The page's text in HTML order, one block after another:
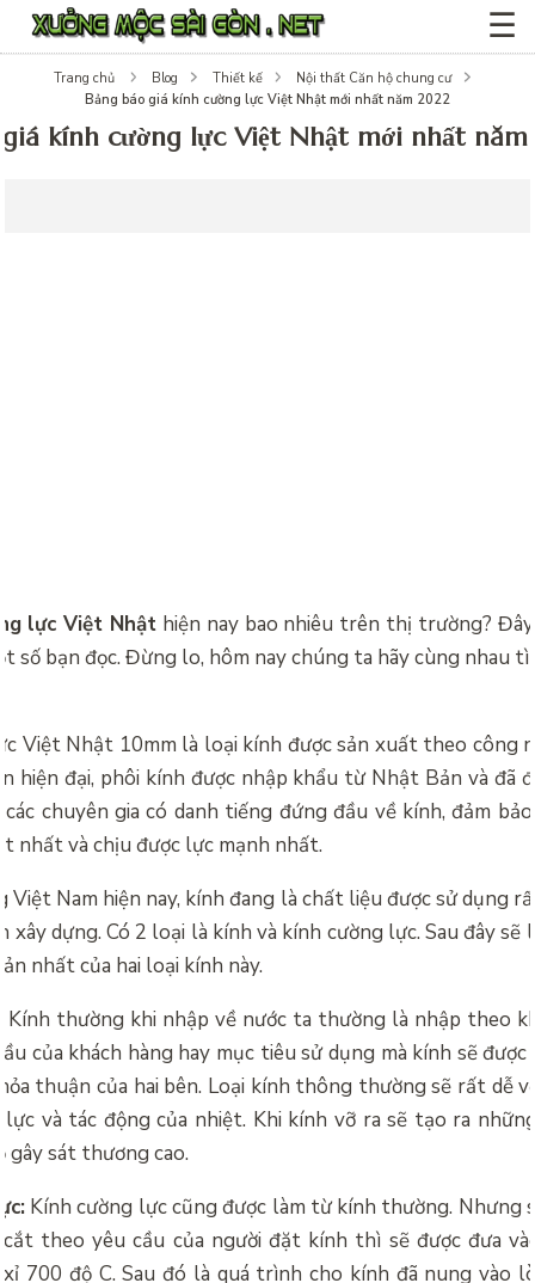
☰
Trang chủ Blog Thiết kế
Nội thất Căn hộ chung cư
Bảng báo giá kính cường lực Việt Nhật mới nhất năm 2022
kính cường lực Việt Nhật mới nhất
lực Việt Nhật hiện nay bao nhiêu trên thị trường?
số bạn đọc. Đừng lo, hôm nay chúng ta hãy cùng nhau
Việt Nhật 10mm là loại kính được sản xuất theo công
hiện đại, phôi kính được nhập khẩu từ Nhật Bản và đã
các chuyên gia có danh tiếng đứng đầu về kính, đảm
nhất và chịu được lực mạnh nhất.
Nam hiện nay, kính đang là chất liệu được sử dụng
xây dựng. Có 2 loại là kính và kính cường lực. Sau đây sẽ
nhất của hai loại kính này.
Kính thường khi nhập về nước ta thường là nhập theo
của khách hàng hay mục tiêu sử dụng mà kính sẽ
thuận của hai bên. Loại kính thông thường sẽ rất dễ
và tác động của nhiệt. Khi kính vỡ ra sẽ tạo ra
gây sát thương cao.
Kính cường lực cũng được làm từ kính thường. Nhưng
theo yêu cầu của người đặt kính thì sẽ được đưa
700 độ C. Sau đó là quá trình cho kính đã nung vào